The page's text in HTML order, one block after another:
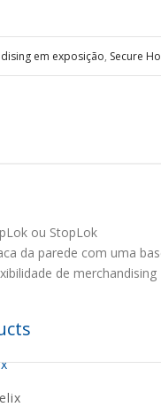
em exposição, Secure
ou StopLok
da parede com uma
de merchandising